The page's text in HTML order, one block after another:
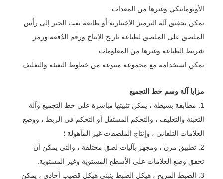
الأوتوماتيكي وغيرها من المعدات.
يمكن تحقيق آلة الترميز الاختيارية أو طابعة نفث الحبر إلى رأس
الملصق على الملصق لطباعة تاريخ الإنتاج ورقم الدُفعة ورمز
شريط الطباعة وغيرها من المعلومات.
يمكن استخدامه مع مجموعة متنوعة من خطوط التعبئة والتغليف.
مزايا آلة وسم خط التجميع
1. مطابقة بسيطة ، يمكن تثبيتها مباشرة على خط التجميع وآلة
التعبئة والتغليف ، والتحكم المستقل أو التحكم في الربط ، ووضع
العلامات التلقائي ، وإنتاج الملصقات غير المأهولة ؛
2. تطبيق مرن ، ومجهز بآليات لصق مختلفة ، والتي يمكن أن
تحقق وضع العلامات على الأسطح المستوية وغير المستوية.
3. الضبط المريح ، هيكل الضبط يتبنى هيكل قضيب أحادي ، يمكن